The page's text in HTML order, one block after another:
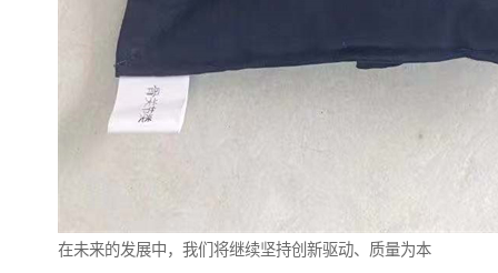
在未来的发展中，我们将继续坚持创新驱动、质量为本